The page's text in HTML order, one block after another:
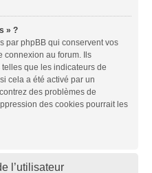
» ?
par phpBB qui conservent vos
connexion au forum. Ils
que les indicateurs de
cela a été activé par un
des problèmes de
des cookies pourrait les
l’utilisateur